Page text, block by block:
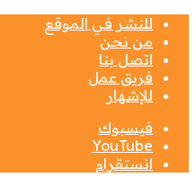
للنشر في الموقع
من نحن
اتصل بنا
فريق عمل
للإشهار
فيسبوك
‫YouTube
انستقرام